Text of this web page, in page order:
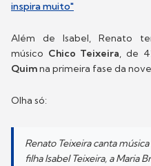
inspira muito"
Além de Isabel, Renato
músico Chico Teixeira, de
Quimna primeira fase da
Olha só:
Renato Teixeira canta
filha Isabel Teixeira, a Maria